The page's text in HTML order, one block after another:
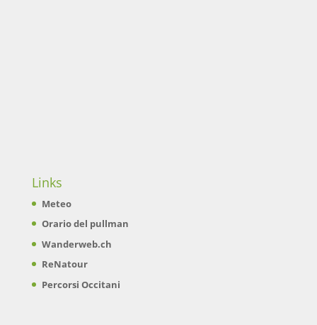
Links
Meteo
Orario del pullman
Wanderweb.ch
ReNatour
Percorsi Occitani